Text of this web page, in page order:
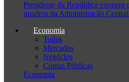
Presidente da República exonera
quadros da Administração
Economia
Todos
Mercados
Negócios
Contas Públicas
Economia